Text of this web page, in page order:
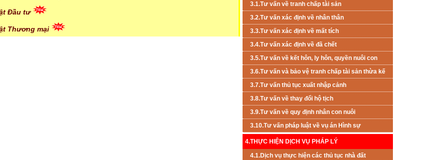
Đầu tư
Thương mại
3.1.Tư vấn về tranh chấp tài sản
3.2.Tư vấn xác định về nhân thân
3.3.Tư vấn xác định về mất tích
3.4.Tư vấn xác định về đã chết
3.5.Tư vấn về kết hôn, ly hôn, quyền nuôi con
3.6.Tư vấn và bảo vệ tranh chấp tài sản thừa kế
3.7.Tư vấn thủ tục xuất nhập cảnh
3.8.Tư vấn về thay đổi hộ tịch
3.9.Tư vấn về quy định nhân con nuôi
3.10.Tư vấn pháp luật về vụ án Hình sự
4.THỰC HIỆN DỊCH VỤ PHÁP LÝ
4.1.Dịch vụ thực hiện các thủ tục nhà đất